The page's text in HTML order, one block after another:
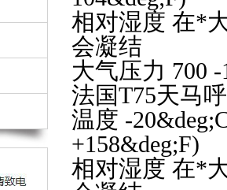
相对湿度 在*
会凝结
大气压力 700 -
法国T75天马
温度 -
+158&deg;F)
相对湿度 在*